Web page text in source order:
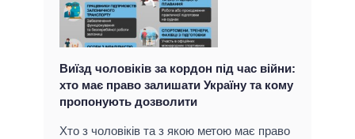
Виїзд чоловіків за кордон під час війни:
хто має право залишати Україну та кому
пропонують дозволити
Хто з чоловіків та з якою метою має право